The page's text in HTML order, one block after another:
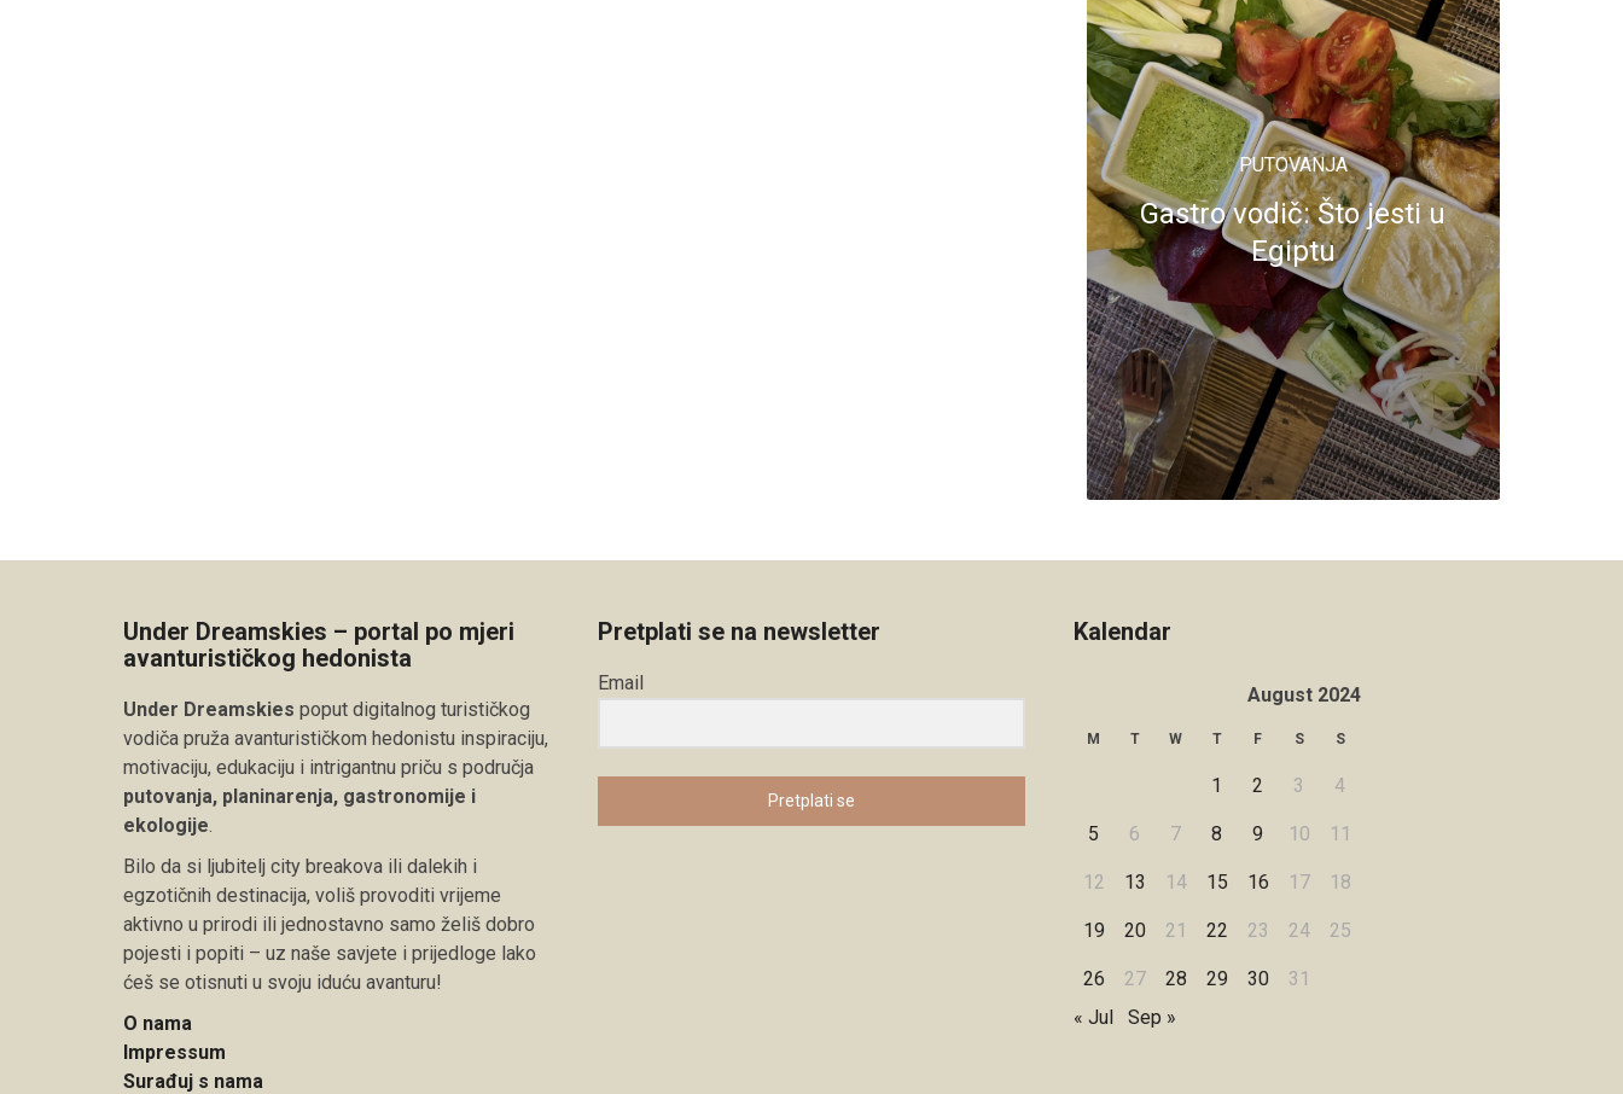
PUTOVANJA
Gastro vodič: Što jesti u
Egiptu
Under Dreamskies – portal po mjeri
avanturističkog hedonista
Under Dreamskies poput digitalnog turističkog
vodiča pruža avanturističkom hedonistu inspiraciju,
motivaciju, edukaciju i intrigantnu priču s područja
putovanja, planinarenja, gastronomije i
ekologije.
Bilo da si ljubitelj city breakova ili dalekih i
egzotičnih destinacija, voliš provoditi vrijeme
aktivno u prirodi ili jednostavno samo želiš dobro
pojesti i popiti – uz naše savjete i prijedloge lako
ćeš se otisnuti u svoju iduću avanturu!
O nama
Impressum
Surađuj s nama
Pretplati se na newsletter
Email
Pretplati se
Kalendar
August 2024
M T W T F S S
1 2 3 4
5 6 7 8 9 10 11
12 13 14 15 16 17 18
19 20 21 22 23 24 25
26 27 28 29 30
31
« Jul
Sep »